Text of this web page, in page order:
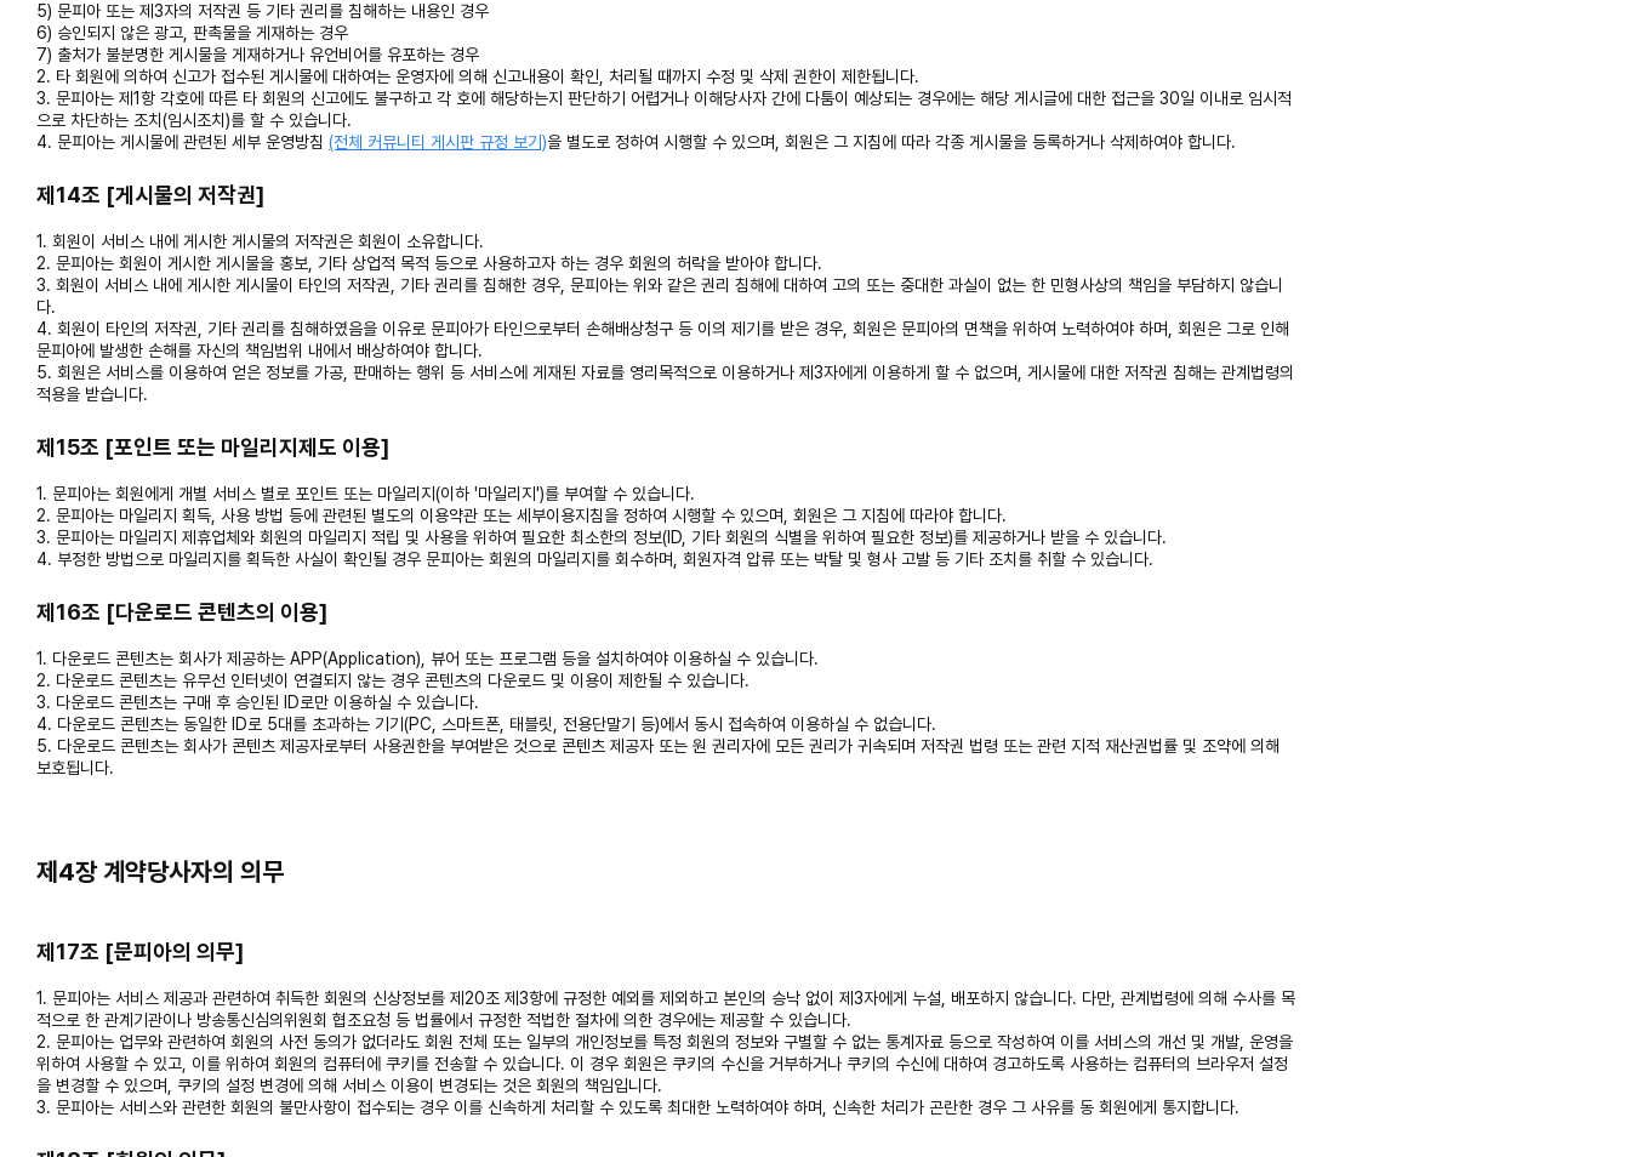
5) 문피아 또는 제3자의 저작권 등 기타 권리를 침해하는 내용인 경우
6) 승인되지 않은 광고, 판촉물을 게재하는 경우
7) 출처가 불분명한 게시물을 게재하거나 유언비어를 유포하는 경우
2. 타 회원에 의하여 신고가 접수된 게시물에 대하여는 운영자에 의해 신고내용이 확인, 처리될 때까지 수정 및 삭제 권한이 제한됩니다.
3. 문피아는 제1항 각호에 따른 타 회원의 신고에도 불구하고 각 호에 해당하는지 판단하기 어렵거나 이해당사자 간에 다툼이 예상되는 경우에는 해당 게시글에 대한 접근을 30일 이내로 임시적
으로 차단하는 조치(임시조치)를 할 수 있습니다.
4. 문피아는 게시물에 관련된 세부 운영방침 (전체 커뮤니티 게시판 규정 보기)을 별도로 정하여 시행할 수 있으며, 회원은 그 지침에 따라 각종 게시물을 등록하거나 삭제하여야 합니다.
제14조 [게시물의 저작권]
1. 회원이 서비스 내에 게시한 게시물의 저작권은 회원이 소유합니다.
2. 문피아는 회원이 게시한 게시물을 홍보, 기타 상업적 목적 등으로 사용하고자 하는 경우 회원의 허락을 받아야 합니다.
3. 회원이 서비스 내에 게시한 게시물이 타인의 저작권, 기타 권리를 침해한 경우, 문피아는 위와 같은 권리 침해에 대하여 고의 또는 중대한 과실이 없는 한 민형사상의 책임을 부담하지 않습니
다.
4. 회원이 타인의 저작권, 기타 권리를 침해하였음을 이유로 문피아가 타인으로부터 손해배상청구 등 이의 제기를 받은 경우, 회원은 문피아의 면책을 위하여 노력하여야 하며, 회원은 그로 인해
문피아에 발생한 손해를 자신의 책임범위 내에서 배상하여야 합니다.
5. 회원은 서비스를 이용하여 얻은 정보를 가공, 판매하는 행위 등 서비스에 게재된 자료를 영리목적으로 이용하거나 제3자에게 이용하게 할 수 없으며, 게시물에 대한 저작권 침해는 관계법령의
적용을 받습니다.
제15조 [포인트 또는 마일리지제도 이용]
1. 문피아는 회원에게 개별 서비스 별로 포인트 또는 마일리지(이하 '마일리지')를 부여할 수 있습니다.
2. 문피아는 마일리지 획득, 사용 방법 등에 관련된 별도의 이용약관 또는 세부이용지침을 정하여 시행할 수 있으며, 회원은 그 지침에 따라야 합니다.
3. 문피아는 마일리지 제휴업체와 회원의 마일리지 적립 및 사용을 위하여 필요한 최소한의 정보(ID, 기타 회원의 식별을 위하여 필요한 정보)를 제공하거나 받을 수 있습니다.
4. 부정한 방법으로 마일리지를 획득한 사실이 확인될 경우 문피아는 회원의 마일리지를 회수하며, 회원자격 압류 또는 박탈 및 형사 고발 등 기타 조치를 취할 수 있습니다.
제16조 [다운로드 콘텐츠의 이용]
1. 다운로드 콘텐츠는 회사가 제공하는 APP(Application), 뷰어 또는 프로그램 등을 설치하여야 이용하실 수 있습니다.
2. 다운로드 콘텐츠는 유무선 인터넷이 연결되지 않는 경우 콘텐츠의 다운로드 및 이용이 제한될 수 있습니다.
3. 다운로드 콘텐츠는 구매 후 승인된 ID로만 이용하실 수 있습니다.
4. 다운로드 콘텐츠는 동일한 ID로 5대를 초과하는 기기(PC, 스마트폰, 태블릿, 전용단말기 등)에서 동시 접속하여 이용하실 수 없습니다.
5. 다운로드 콘텐츠는 회사가 콘텐츠 제공자로부터 사용권한을 부여받은 것으로 콘텐츠 제공자 또는 원 권리자에 모든 권리가 귀속되며 저작권 법령 또는 관련 지적 재산권법률 및 조약에 의해
보호됩니다.
제4장 계약당사자의 의무
제17조 [문피아의 의무]
1. 문피아는 서비스 제공과 관련하여 취득한 회원의 신상정보를 제20조 제3항에 규정한 예외를 제외하고 본인의 승낙 없이 제3자에게 누설, 배포하지 않습니다. 다만, 관계법령에 의해 수사를 목
적으로 한 관계기관이나 방송통신심의위원회 협조요청 등 법률에서 규정한 적법한 절차에 의한 경우에는 제공할 수 있습니다.
2. 문피아는 업무와 관련하여 회원의 사전 동의가 없더라도 회원 전체 또는 일부의 개인정보를 특정 회원의 정보와 구별할 수 없는 통계자료 등으로 작성하여 이를 서비스의 개선 및 개발, 운영을
위하여 사용할 수 있고, 이를 위하여 회원의 컴퓨터에 쿠키를 전송할 수 있습니다. 이 경우 회원은 쿠키의 수신을 거부하거나 쿠키의 수신에 대하여 경고하도록 사용하는 컴퓨터의 브라우저 설정
을 변경할 수 있으며, 쿠키의 설정 변경에 의해 서비스 이용이 변경되는 것은 회원의 책임입니다.
3. 문피아는 서비스와 관련한 회원의 불만사항이 접수되는 경우 이를 신속하게 처리할 수 있도록 최대한 노력하여야 하며, 신속한 처리가 곤란한 경우 그 사유를 동 회원에게 통지합니다.